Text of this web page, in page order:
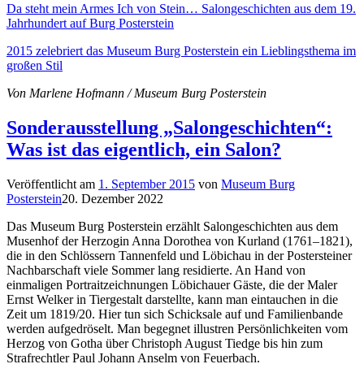
Da steht mein Armes Ich von Stein… Salongeschichten aus dem 19.
Jahrhundert auf Burg Posterstein
2015 zelebriert das Museum Burg Posterstein ein Lieblingsthema im
großen Stil
Von Marlene Hofmann / Museum Burg Posterstein
Sonderausstellung „Salongeschichten“:
Was ist das eigentlich, ein Salon?
Veröffentlicht am 1. September 2015 von Museum Burg
Posterstein20. Dezember 2022
Das Museum Burg Posterstein erzählt Salongeschichten aus dem
Musenhof der Herzogin Anna Dorothea von Kurland (1761–1821),
die in den Schlössern Tannenfeld und Löbichau in der Postersteiner
Nachbarschaft viele Sommer lang residierte. An Hand von
einmaligen Portraitzeichnungen Löbichauer Gäste, die der Maler
Ernst Welker in Tiergestalt darstellte, kann man eintauchen in die
Zeit um 1819/20. Hier tun sich Schicksale auf und Familienbande
werden aufgedröselt. Man begegnet illustren Persönlichkeiten vom
Herzog von Gotha über Christoph August Tiedge bis hin zum
Strafrechtler Paul Johann Anselm von Feuerbach.